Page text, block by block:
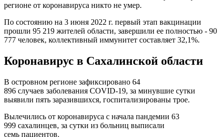
регионе от коронавируса никто не умер.
По состоянию на 3 июня 2022 г. первый этап вакцинации
прошли 95 219 жителей области, завершили ее полностью - 90
777 человек, коллективный иммунитет составляет 32,1%.
Коронавирус в Сахалинской области
В островном регионе зафиксировано 64
896 случаев заболевания COVID-19, за минувшие сутки
выявили пять заразившихся, госпитализированы трое.
Вылечились от коронавируса с начала пандемии 63
999 сахалинцев, за сутки из больниц выписали
семь пациентов.